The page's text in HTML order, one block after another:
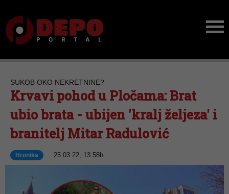
SUKOB OKO NEKRETNINE?
Krvavi pohod u Pločama: Brat
ubio brata - ubijen 'kralj željeza' i
branitelj Mitar Radulović
Hronika 25.03.22, 13:58h